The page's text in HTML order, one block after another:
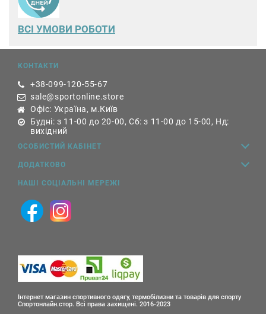
ВСІ УМОВИ РОБОТИ
КОНТАКТИ
+38-099-120-55-67
sale@sportonline.store
Офіс: Україна, м.Київ
Будні: з 11-00 до 20-00, Сб: з 11-00 до 15-00, Нд:
вихідний
ОСОБИСТИЙ КАБІНЕТ
ДОДАТКОВО
НАШІ СОЦІАЛЬНІ МЕРЕЖІ
Інтернет магазин спортивного одягу, термобілизни та товарів для спорту
Спортонлайн.стор. Всі права захищені. 2016-2023